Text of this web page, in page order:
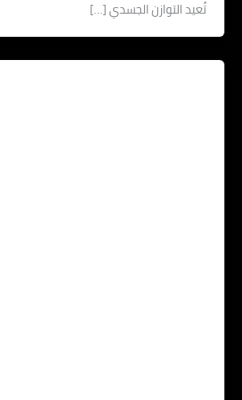
التوازن الجسدي […]